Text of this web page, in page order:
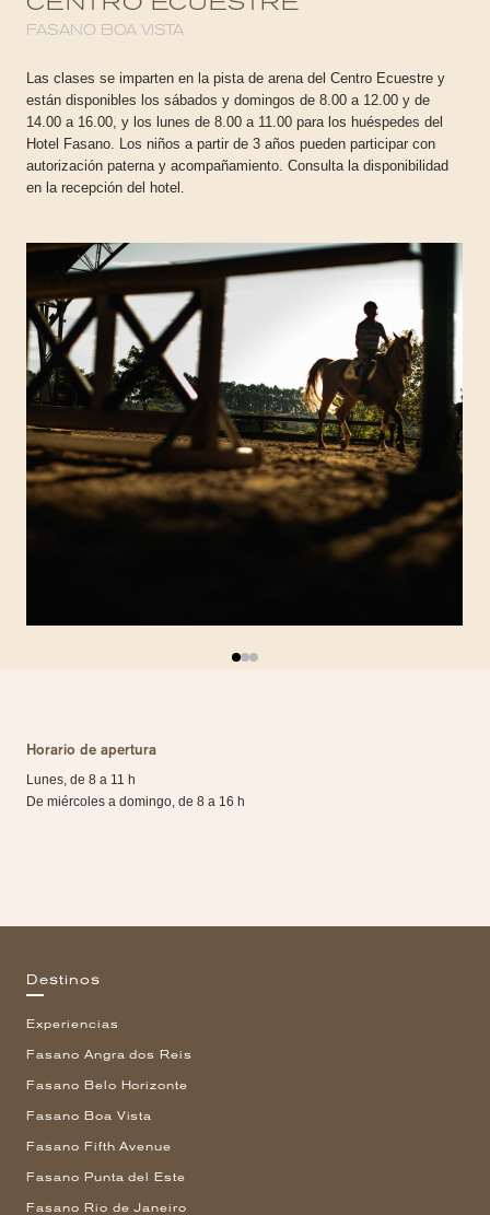
FASANO BOA VISTA
Las clases se imparten en la pista de arena del Centro Ecuestre y
están disponibles los sábados y domingos de 8.00 a 12.00 y de
14.00 a 16.00, y los lunes de 8.00 a 11.00 para los huéspedes del
Hotel Fasano. Los niños a partir de 3 años pueden participar con
autorización paterna y acompañamiento. Consulta la disponibilidad
en la recepción del hotel.
Horario de apertura
Lunes, de 8 a 11 h
De miércoles a domingo, de 8 a 16 h
Destinos
Experiencias
Fasano Angra dos Reis
Fasano Belo Horizonte
Fasano Boa Vista
Fasano Fifth Avenue
Fasano Punta del Este
Fasano Rio de Janeiro